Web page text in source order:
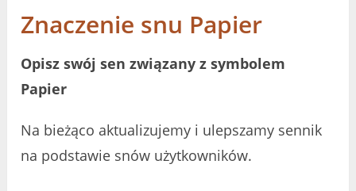
Znaczenie snu Papier
Opisz swój sen związany z symbolem
Papier
Na bieżąco aktualizujemy i ulepszamy sennik
na podstawie snów użytkowników.